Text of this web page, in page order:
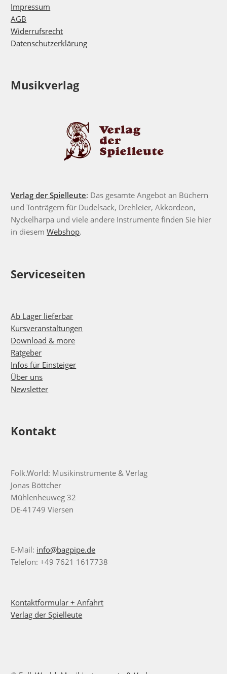
Impressum
AGB
Widerrufsrecht
Datenschutzerklärung
Musikverlag
Verlag der Spielleute: Das gesamte Angebot an Büchern
und Tonträgern für Dudelsack, Drehleier, Akkordeon,
Nyckelharpa und viele andere Instrumente finden Sie hier
in diesemWebshop.
Serviceseiten
Ab Lager lieferbar
Kursveranstaltungen
Download & more
Ratgeber
Infos für Einsteiger
Über uns
Newsletter
Kontakt
Folk.World: Musikinstrumente & Verlag
Jonas Böttcher
Mühlenheuweg 32
DE-41749 Viersen
E-Mail: info@bagpipe.de
Telefon: +49 7621 1617738
Kontaktformular + Anfahrt
Verlag der Spielleute